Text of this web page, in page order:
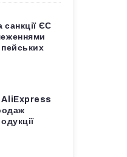
санкції ЄС